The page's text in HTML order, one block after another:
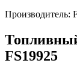
Производитель:
FS19925